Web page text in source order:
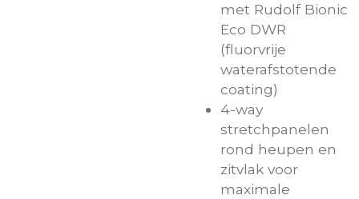
met Rudolf Bionic
Eco DWR
(fluorvrije
waterafstotende
coating)
4-way
stretchpanelen
rond heupen en
zitvlak voor
maximale